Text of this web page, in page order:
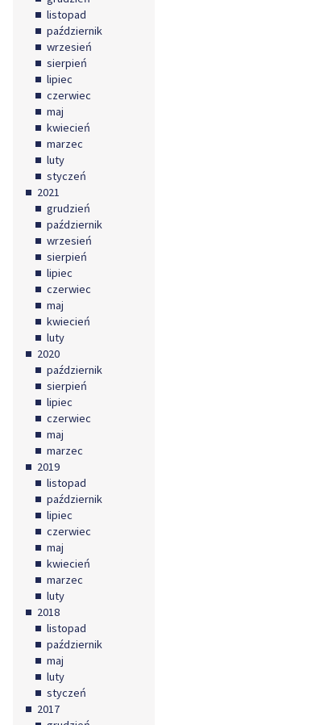
listopad
październik
wrzesień
sierpień
lipiec
czerwiec
maj
kwiecień
marzec
luty
styczeń
2021
grudzień
październik
wrzesień
sierpień
lipiec
czerwiec
maj
kwiecień
luty
2020
październik
sierpień
lipiec
czerwiec
maj
marzec
2019
listopad
październik
lipiec
czerwiec
maj
kwiecień
marzec
luty
2018
listopad
październik
maj
luty
styczeń
2017